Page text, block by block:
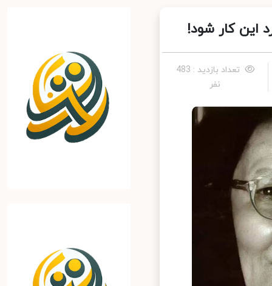
این کار شود‍!
تعداد بازدید : 483
نفر